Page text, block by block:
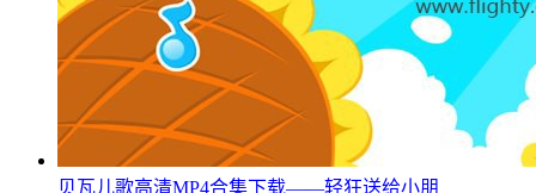
贝瓦儿歌高清MP4合集下载——轻狂送给小朋